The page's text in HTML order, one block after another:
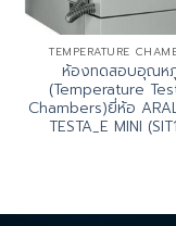
TEMPERATURE
ห้องทดสอบอุณห
(Temperature
Chambers)ยี่ห้อ
TESTA_E MINI